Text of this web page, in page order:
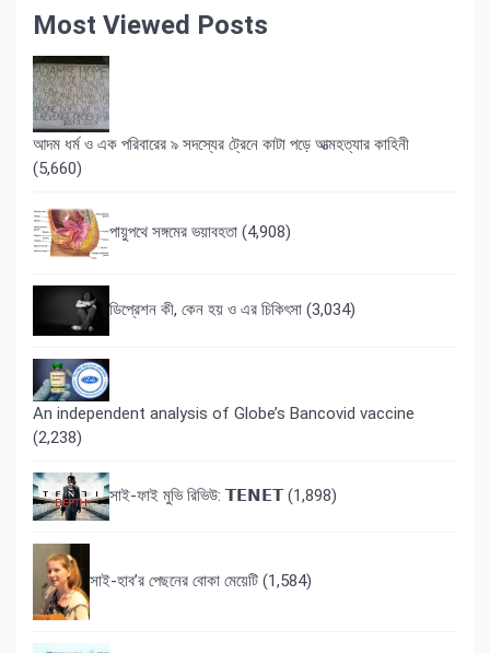
Most Viewed Posts
আদম ধর্ম ও এক পরিবারের ৯ সদস্যের ট্রেনে কাটা পড়ে আত্মহত্যার কাহিনী
(5,660)
পায়ুপথে সঙ্গমের ভয়াবহতা (4,908)
ডিপ্রেশন কী, কেন হয় ও এর চিকিৎসা (3,034)
An independent analysis of Globe’s Bancovid vaccine
(2,238)
সাই-ফাই মুভি রিভিউ: 𝗧𝗘𝗡𝗘𝗧 (1,898)
সাই-হাব’র পেছনের বোকা মেয়েটি (1,584)